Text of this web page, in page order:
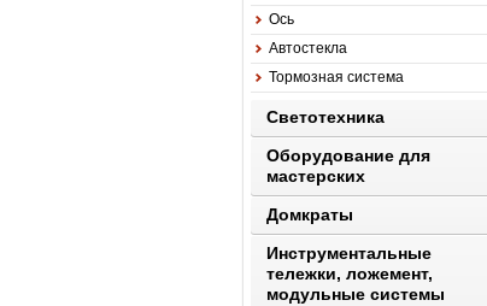
Ось
Автостекла
Тормозная система
Светотехника
Оборудование для
мастерских
Домкраты
Инструментальные
тележки, ложемент,
модульные системы